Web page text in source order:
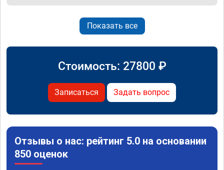
Показать все
Стоимость: 27800 ₽
Записаться Задать вопрос
Отзывы о нас: рейтинг 5.0 на основании
850 оценок